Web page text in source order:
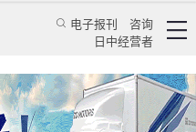
电子报刊
咨询
日中经营者